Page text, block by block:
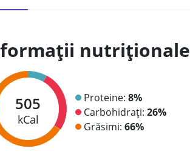
nutriționale
505
kCal
Proteine: 8%
Carbohidrați: 26%
Grăsimi: 66%